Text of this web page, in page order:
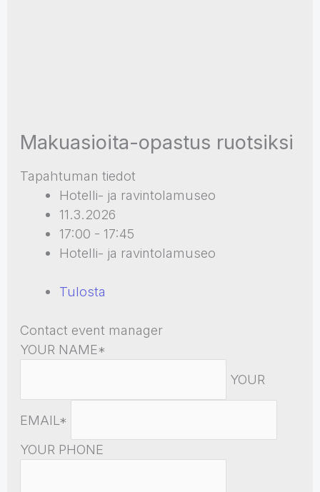
Makuasioita-opastus ruotsiksi
Tapahtuman tiedot
Hotelli- ja ravintolamuseo
11.3.2026
17:00 - 17:45
Hotelli- ja ravintolamuseo
Tulosta
Contact event manager
YOUR NAME*
YOUR
EMAIL*
YOUR PHONE